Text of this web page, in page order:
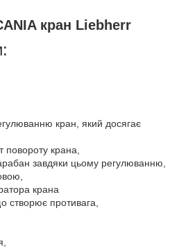
кран Liebherr
кран, який досягає
повороту крана,
завдяки цьому регулюванню,
крана
створює противага,